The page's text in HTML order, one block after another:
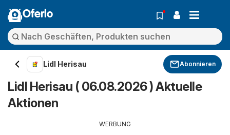
Oferlo
Lidl Herisau Abonnieren
Lidl Herisau ( 06.08.2026 ) Aktuelle
Aktionen
WERBUNG